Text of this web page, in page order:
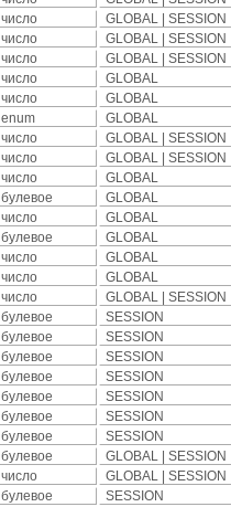
число
GLOBAL | SESSION
число
GLOBAL | SESSION
число
GLOBAL | SESSION
число
GLOBAL
число
GLOBAL
enum
GLOBAL
число
GLOBAL | SESSION
число
GLOBAL | SESSION
число
GLOBAL
булевое
GLOBAL
число
GLOBAL
булевое
GLOBAL
число
GLOBAL
число
GLOBAL
число
GLOBAL | SESSION
булевое
SESSION
булевое
SESSION
булевое
SESSION
булевое
SESSION
булевое
SESSION
булевое
SESSION
булевое
SESSION
булевое
GLOBAL | SESSION
число
GLOBAL | SESSION
булевое
SESSION